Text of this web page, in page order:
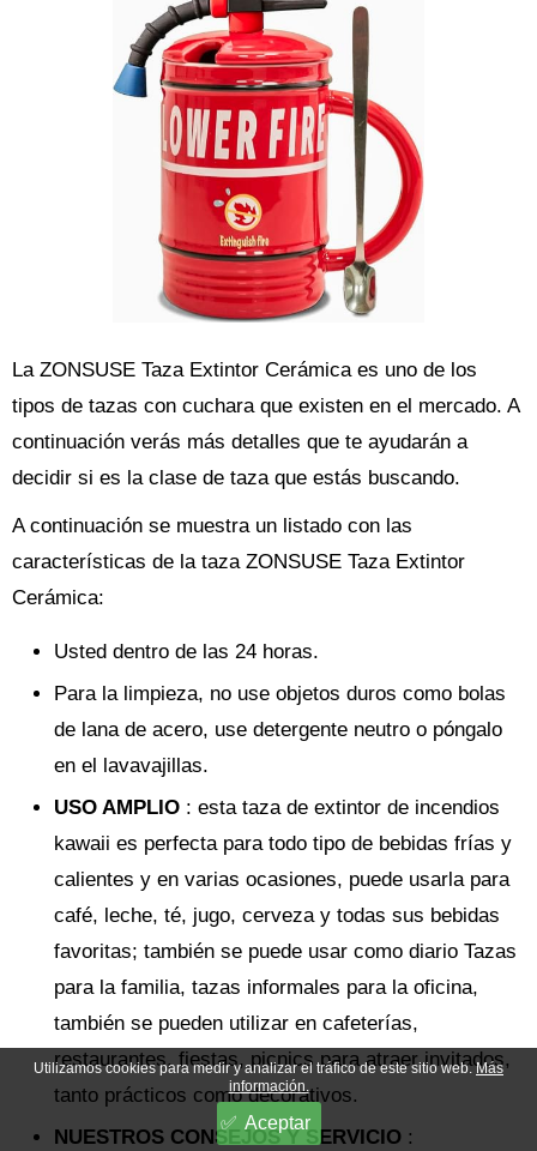
La ZONSUSE Taza Extintor Cerámica es uno de los
tipos de tazas con cuchara que existen en el mercado. A
continuación verás más detalles que te ayudarán a
decidir si es la clase de taza que estás buscando.
A continuación se muestra un listado con las
características de la taza ZONSUSE Taza Extintor
Cerámica:
Usted dentro de las 24 horas.
Para la limpieza, no use objetos duros como bolas
de lana de acero, use detergente neutro o póngalo
en el lavavajillas.
USO AMPLIO : esta taza de extintor de incendios
kawaii es perfecta para todo tipo de bebidas frías y
calientes y en varias ocasiones, puede usarla para
café, leche, té, jugo, cerveza y todas sus bebidas
favoritas; también se puede usar como diario Tazas
para la familia, tazas informales para la oficina,
también se pueden utilizar en cafeterías,
restaurantes, fiestas, picnics para atraer invitados,
tanto prácticos como decorativos.
NUESTROS CONSEJOS Y SERVICIO :
Utilizamos cookies para medir y analizar el tráfico de este sitio web.Más
información.
Aceptar